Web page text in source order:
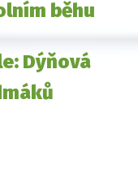
běhu
Dýňová